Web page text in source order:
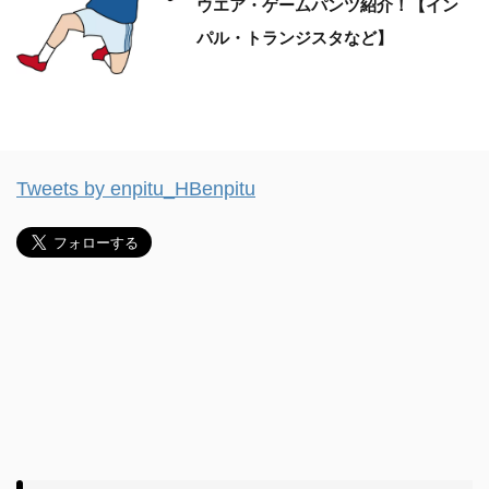
ウエア・ゲームパンツ紹介！【イン
パル・トランジスタなど】
Tweets by enpitu_HBenpitu